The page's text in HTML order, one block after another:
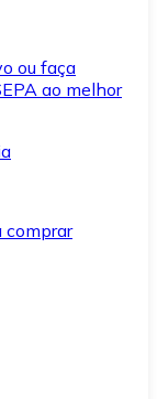
ou faça
ao melhor
comprar